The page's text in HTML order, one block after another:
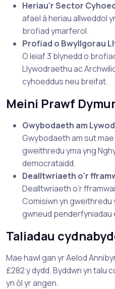
Heriau'r Sector
afael â heriau allweddol
brofiad ymarferol.
Profiad o Bwyllgorau
O leiaf 3 blynedd o
Llywodraethu ac
cyhoeddus neu breifat.
Meini Prawf
Gwybodaeth am
Gwybodaeth am sut
gweithredu yma yng
democrataidd.
Dealltwriaeth o'r
Dealltwriaeth o'r
Comisiwn yn gweithredu
gwneud penderfyniadau
Taliadau
Mae hawl gan yr Aelod
£282 y dydd. Byddwn yn talu
yn ôl yr angen.